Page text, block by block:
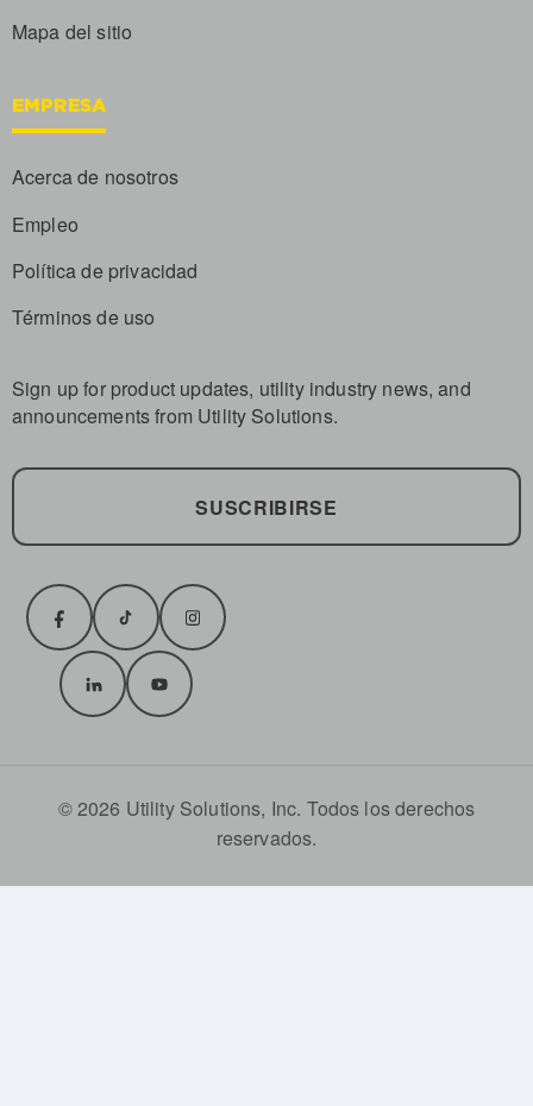
Mapa del sitio
EMPRESA
Acerca de nosotros
Empleo
Política de privacidad
Términos de uso
Sign up for product updates, utility industry news, and
announcements from Utility Solutions.
SUSCRIBIRSE
© 2026 Utility Solutions, Inc. Todos los derechos
reservados.